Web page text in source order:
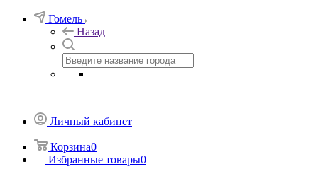
Гомель
Назад
Личный кабинет
Корзина0
Избранные товары0